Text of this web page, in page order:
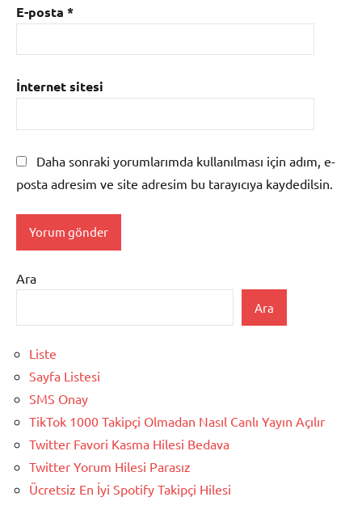
E-posta *
İnternet sitesi
Daha sonraki yorumlarımda kullanılması için adım, e-
posta adresim ve site adresim bu tarayıcıya kaydedilsin.
Ara
Ara
Liste
Sayfa Listesi
SMS Onay
TikTok 1000 Takipçi Olmadan Nasıl Canlı Yayın Açılır
Twitter Favori Kasma Hilesi Bedava
Twitter Yorum Hilesi Parasız
Ücretsiz En İyi Spotify Takipçi Hilesi